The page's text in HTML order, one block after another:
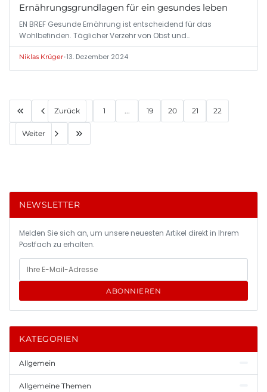
Ernährungsgrundlagen für ein gesundes leben
EN BREF Gesunde Ernährung ist entscheidend für das
Wohlbefinden. Täglicher Verzehr von Obst und…
Niklas Krüger•13. Dezember 2024
Zurück 1 ... 19 20 21 22
Weiter
NEWSLETTER
Melden Sie sich an, um unsere neuesten Artikel direkt in Ihrem
Postfach zu erhalten.
ABONNIEREN
KATEGORIEN
Allgemein
Allgemeine Themen